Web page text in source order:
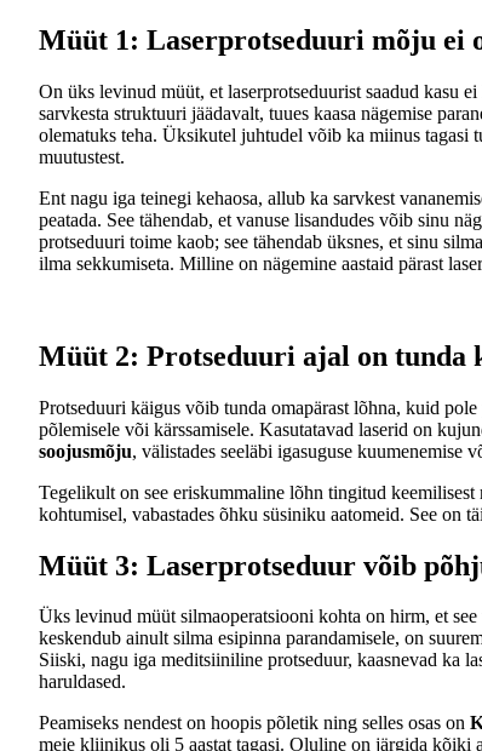
Müüt 1: Laserprotseduuri mõju ei
On üks levinud müüt, et laserprotseduurist saadud kasu
sarvkesta struktuuri jäädavalt, tuues kaasa nägemise
olematuks teha. Üksikutel juhtudel võib ka miinus tagasi
muutustest.
Ent nagu iga teinegi kehaosa, allub ka sarvkest
peatada. See tähendab, et vanuse lisandudes võib sinu
protseduuri toime kaob; see tähendab üksnes, et sinu
ilma sekkumiseta. Milline on nägemine aastaid pärast
Müüt 2: Protseduuri ajal on tunda
Protseduuri käigus võib tunda omapärast lõhna, kuid
põlemisele või kärssamisele. Kasutatavad laserid on
soojusmõju, välistades seeläbi igasuguse kuumenemise
Tegelikult on see eriskummaline lõhn tingitud keemilisest
kohtumisel, vabastades õhku süsiniku aatomeid. See on
Müüt 3: Laserprotseduur võib
Üks levinud müüt silmaoperatsiooni kohta on hirm, et
keskendub ainult silma esipinna parandamisele, on
Siiski, nagu iga meditsiiniline protseduur, kaasnevad ka
haruldased.
Peamiseks nendest on hoopis põletik ning selles osas on
meie kliinikus oli 5 aastat tagasi. Oluline on järgida kõiki